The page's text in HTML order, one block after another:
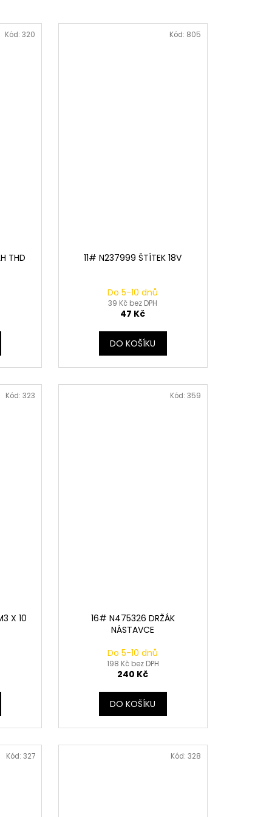
THD
Kód: 320
11# N237999 ŠTÍTEK 18V
Do 5-10 dnů
39 Kč bez DPH
47 Kč
DO KOŠÍKU
Kód: 805
X 10
Kód: 323
16# N475326 DRŽÁK
NÁSTAVCE
Do 5-10 dnů
198 Kč bez DPH
240 Kč
DO KOŠÍKU
Kód: 359
Kód: 327 Kód: 328